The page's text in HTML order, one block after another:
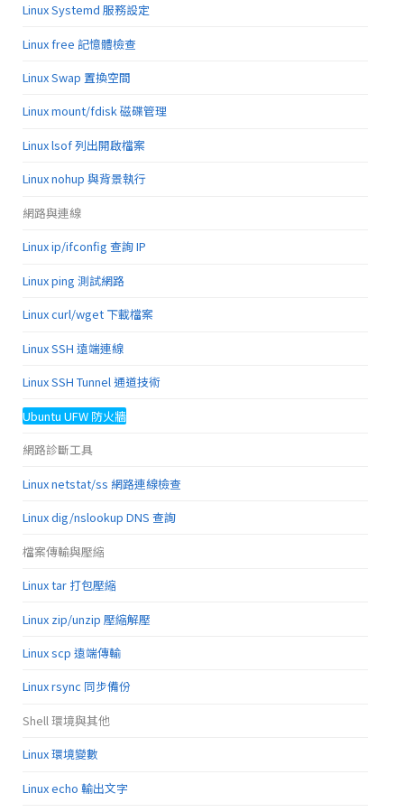
Linux Systemd 服務設定
Linux free 記憶體檢查
Linux Swap 置換空間
Linux mount/fdisk 磁碟管理
Linux lsof 列出開啟檔案
Linux nohup 與背景執行
網路與連線
Linux ip/ifconfig 查詢 IP
Linux ping 測試網路
Linux curl/wget 下載檔案
Linux SSH 遠端連線
Linux SSH Tunnel 通道技術
Ubuntu UFW 防火牆
網路診斷工具
Linux netstat/ss 網路連線檢查
Linux dig/nslookup DNS 查詢
檔案傳輸與壓縮
Linux tar 打包壓縮
Linux zip/unzip 壓縮解壓
Linux scp 遠端傳輸
Linux rsync 同步備份
Shell 環境與其他
Linux 環境變數
Linux echo 輸出文字